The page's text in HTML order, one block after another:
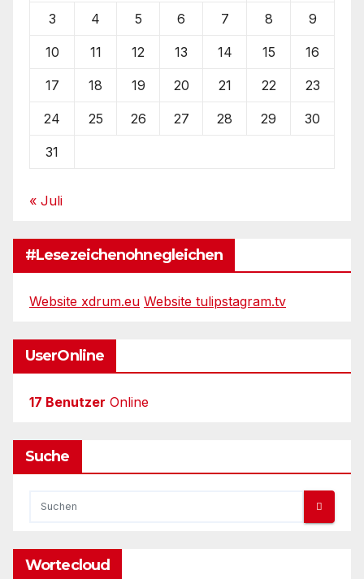
3 4 5 6 7 8 9
10 11 12 13 14 15 16
17 18 19 20 21 22 23
24 25 26 27 28 29 30
31
« Juli
#Lesezeichenohnegleichen
Website xdrum.eu Website tulipstagram.tv
UserOnline
17 Benutzer Online
Suche
Wortecloud